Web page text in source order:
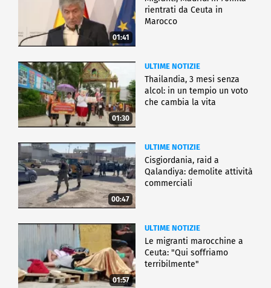
01:41
rientrati da Ceuta in
Marocco
01:30
ULTIME NOTIZIE
Thailandia, 3 mesi senza
alcol: in un tempio un voto
che cambia la vita
00:47
ULTIME NOTIZIE
Cisgiordania, raid a
Qalandiya: demolite attività
commerciali
01:57
ULTIME NOTIZIE
Le migranti marocchine a
Ceuta: "Qui soffriamo
terribilmente"